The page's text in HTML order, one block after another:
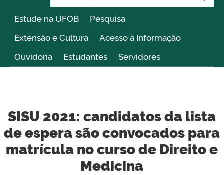
Estude na UFOB
Pesquisa
Extensão e Cultura
Acesso à Informação
Ouvidoria
Estudantes Servidores
SISU 2021: candidatos da lista
de espera são convocados para
matrícula no curso de Direito e
Medicina